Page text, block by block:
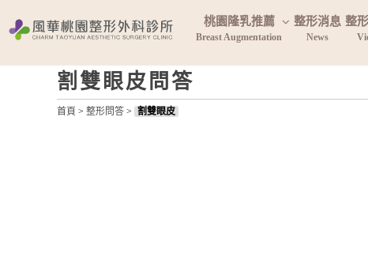
桃園隆乳推薦
Breast Augmentation
整形消息
News
整
割雙眼皮問答
首頁 > 整形問答 > 割雙眼皮